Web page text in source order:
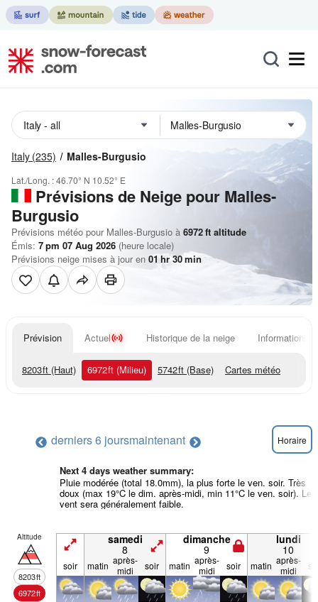
Italy (235) Malles-Burgusio
Lat./Long. :46.70° N 10.52° E
Prévisions de Neige pour Malles-
Burgusio
Prévisions météo pour Malles-Burgusio à 6972ft altitude
Émis: 7 pm 07 Aug 2026 (heure locale)
Prévisions neige mises à jour en 01 hr30min
Prévision Actuel Historique de la neige Informations
8203ft (Haut) 6972ft (Milieu) 5742ft (Base) Cartes météo
derniers 6 joursmaintenant Horaire
Next 4 days weather summary:
Pluie modérée (total 18.0mm), la plus forte le ven. soir. Très
doux (max 19°C le dim. après-midi, min 11°C le ven. soir). Le
vent sera généralement faible.
Altitude
8203ft
6972ft
samedi
8
dimanche
9
lundi
10
soir matin après-
midi
soir matin après-
midi
soir matin après-
midi